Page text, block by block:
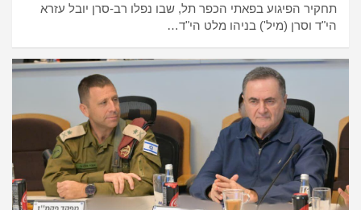
תחקיר הפיגוע בפאתי הכפר תל, שבו נפלו רב-סרן יובל עזרא
הי"ד וסרן (מיל') בניהו מלט הי"ד…